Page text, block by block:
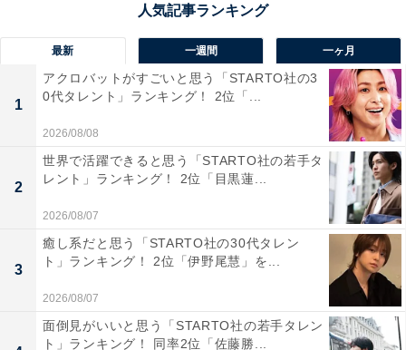
性／埼玉県）、「濃厚な宇治抹茶の香りと上品な甘さが
洗練されており、京都らしい格と現代的センスを両立し
た印象を与えるから」（40代男性／静岡県）、「抹茶の
風味が濃く、パッケージも洗練されていて京都らしい上
品さがあります」（50代女性／兵庫県）といった声が集
まりました。
最新 一週間 一ヶ月
1
アクロバットがすごいと思う「STARTO社の3
0代タレント」ランキング！ 2位「...
2026/08/08
2
世界で活躍できると思う「STARTO社の若手タ
レント」ランキング！ 2位「目黒蓮...
2026/08/07
3
癒し系だと思う「STARTO社の30代タレン
ト」ランキング！ 2位「伊野尾慧」を...
2026/08/07
面倒見がいいと思う「STARTO社の若手タレン
ト」ランキング！ 同率2位「佐藤勝...